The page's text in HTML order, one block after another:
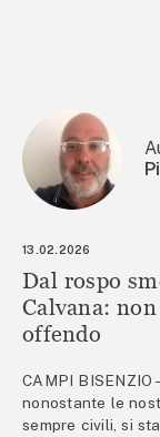
13.02.2026
Dal rospo
Calvana:
offendo
CAMPI BISENZIO
nonostante le
sempre civili, si